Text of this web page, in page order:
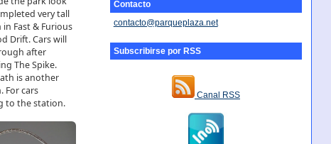
Contacto
contacto@parqueplaza.net
Subscribirse por RSS
Canal RSS